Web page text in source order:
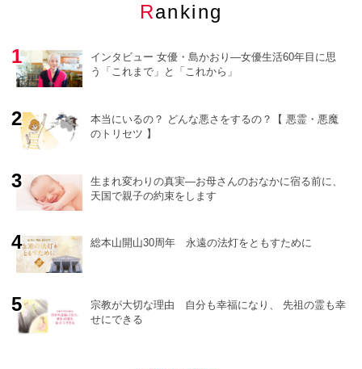
Ranking
インタビュー 女優・島かおり―女優生活60年目に思
う「これまで」と「これから」
本当にいるの？ どんな悪さをするの？【 悪霊・悪魔
のトリセツ 】
生まれ変わりの真実―お母さんのおなかに宿る前に、
天国で親子の約束をします
総本山開山30周年 永遠の法灯をともすために
宗教が大切な理由 自分も幸福になり、 先祖の霊も幸
せにできる